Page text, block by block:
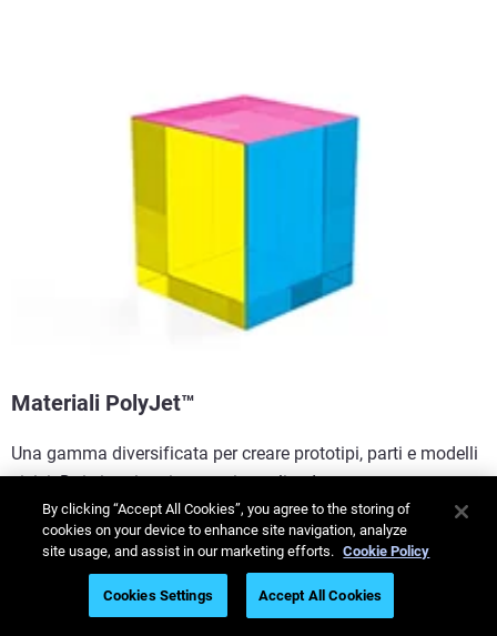
Materiali PolyJet™
Una gamma diversificata per creare prototipi, parti e modelli
visivi. Dai vita ai tuoi progetti scegliendo tra numerose
opzioni di colore e finitura superficiale.
Maggiori informazioni
By clicking “Accept All Cookies”, you agree to the storing of
cookies on your device to enhance site navigation, analyze
site usage, and assist in our marketing efforts. Cookie Policy
Cookies Settings Accept All Cookies